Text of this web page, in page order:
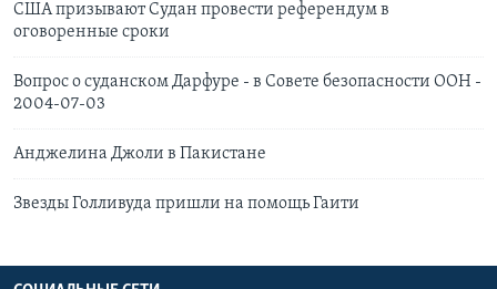
США призывают Судан провести референдум в
оговоренные сроки
Вопрос о суданском Дарфуре - в Совете безопасности ООН -
2004-07-03
Анджелина Джоли в Пакистане
Звезды Голливуда пришли на помощь Гаити